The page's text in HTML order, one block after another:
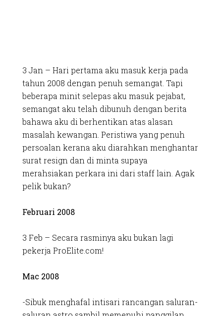
3 Jan – Hari pertama aku masuk kerja pada
tahun 2008 dengan penuh semangat. Tapi
beberapa minit selepas aku masuk pejabat,
semangat aku telah dibunuh dengan berita
bahawa aku di berhentikan atas alasan
masalah kewangan. Peristiwa yang penuh
persoalan kerana aku diarahkan menghantar
surat resign dan di minta supaya
merahsiakan perkara ini dari staff lain. Agak
pelik bukan?
Februari 2008
3 Feb – Secara rasminya aku bukan lagi
pekerja ProElite.com!
Mac 2008
-Sibuk menghafal intisari rancangan saluran-